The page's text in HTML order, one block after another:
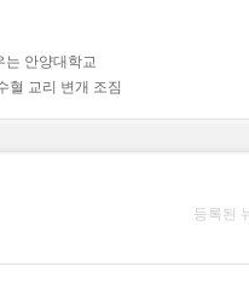
는 안양대학교
혈 교리 변개 조짐
등록된